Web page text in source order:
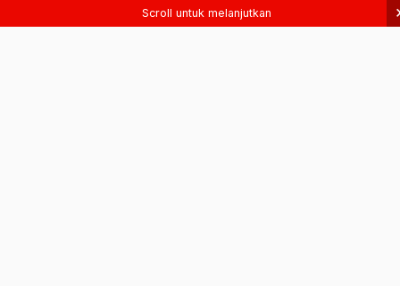
Scroll untuk melanjutkan